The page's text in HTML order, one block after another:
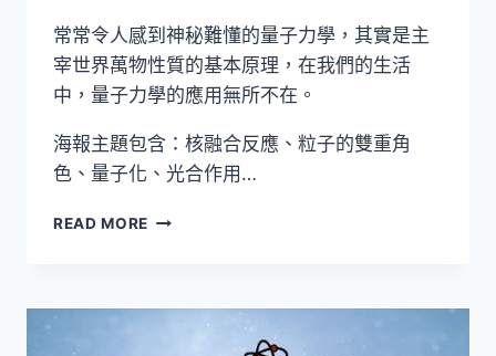
常常令人感到神秘難懂的量子力學，其實是主
宰世界萬物性質的基本原理，在我們的生活
中，量子力學的應用無所不在。
海報主題包含：核融合反應、粒子的雙重角
色、量子化、光合作用…
READ MORE 量